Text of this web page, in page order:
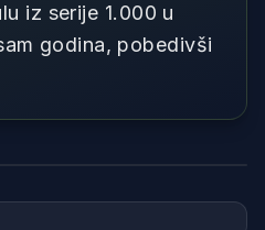
iz serije 1.000 u
godina, pobedivši